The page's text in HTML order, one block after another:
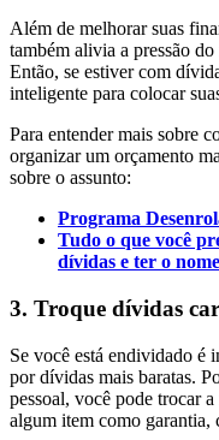
Além de melhorar suas
também alivia a pressão
Então, se estiver com
inteligente para colocar
Para entender mais sobre
organizar um orçamento
sobre o assunto:
Programa
Tudo o que você
dívidas e ter o
3. Troque dívidas
Se você está endividado é
por dívidas mais baratas.
pessoal, você pode trocar
algum item como garantia,